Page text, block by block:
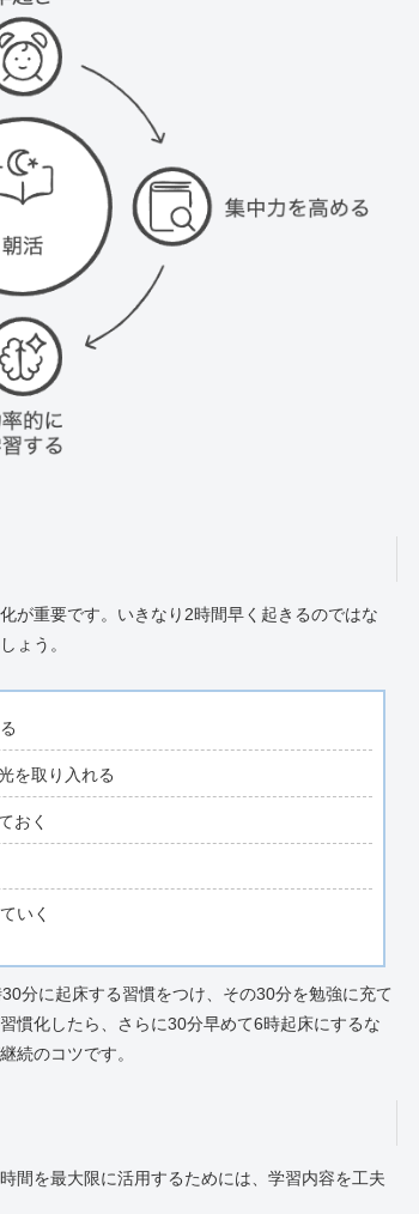
が重要です。いきなり2時間早く起きるのではな
ょう。
を取り入れる
おく
いく
分に起床する習慣をつけ、その30分を勉強に充て
慣化したら、さらに30分早めて6時起床にするな
続のコツです。
間を最大限に活用するためには、学習内容を工夫